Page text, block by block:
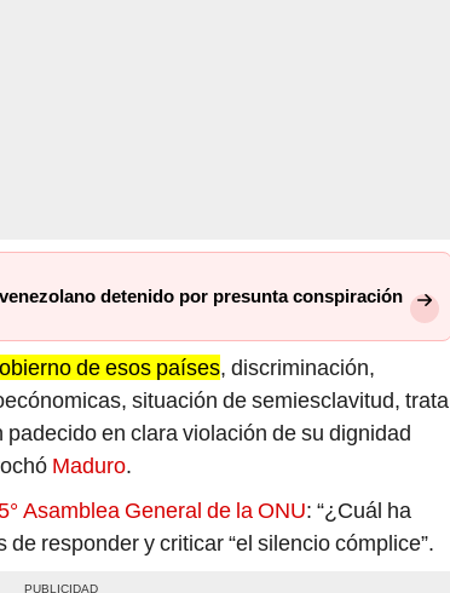
detenido por presunta conspiración
de esos países, discriminación,
situación de semiesclavitud, trata
en clara violación de su dignidad
Maduro.
Asamblea General de la ONU: “¿Cuál ha
responder y criticar “el silencio cómplice”.